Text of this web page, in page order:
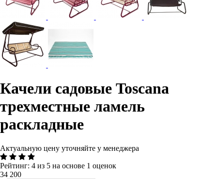
Качели садовые Toscana
трехместные ламель
раскладные
Актуальную цену уточняйте у менеджера
Рейтинг: 4 из 5 на основе 1 оценок
34 200